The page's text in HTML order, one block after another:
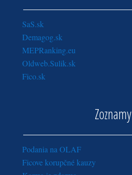
SaS.sk
Demagog.sk
MEPRanking.eu
Oldweb.Sulik.sk
Fico.sk
Zoznamy
Podania na OLAF
Ficove korupčné kauzy